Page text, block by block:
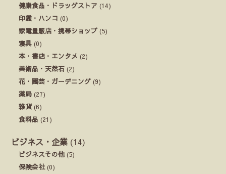
健康食品・ドラッグストア (14)
印鑑・ハンコ (0)
家電量販店・携帯ショップ (5)
寝具 (0)
本・書店・エンタメ (2)
美術品・天然石 (2)
花・園芸・ガーデニング (9)
薬局 (27)
雑貨(6)
食料品 (21)
ビジネス・企業 (14)
ビジネスその他 (5)
保険会社(0)